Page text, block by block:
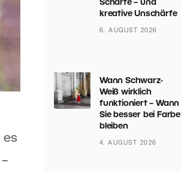
es
Schärfe – und
kreative Unschärfe
6. AUGUST 2026
Wann Schwarz-
Weiß wirklich
funktioniert – Wann
Sie besser bei Farbe
bleiben
4. AUGUST 2026